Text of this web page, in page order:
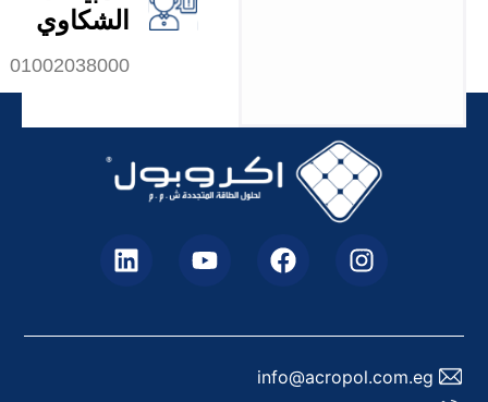
الشكاوي
01002038000
info@acropol.com.eg